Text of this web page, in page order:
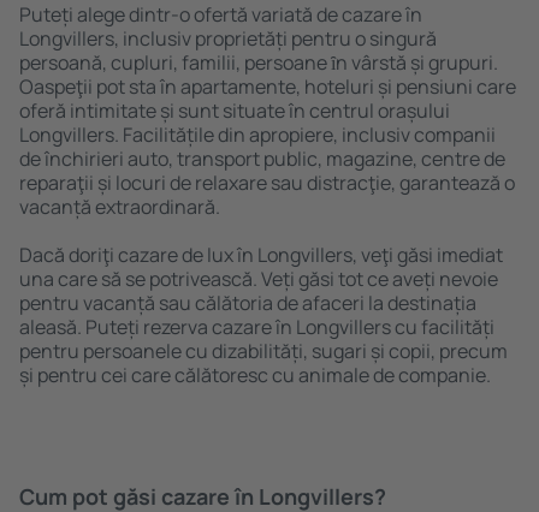
Puteți alege dintr-o ofertă variată de cazare în
Longvillers, inclusiv proprietăți pentru o singură
persoană, cupluri, familii, persoane ȋn vârstă și grupuri.
Oaspeţii pot sta în apartamente, hoteluri și pensiuni care
oferă intimitate și sunt situate în centrul orașului
Longvillers. Facilitățile din apropiere, inclusiv companii
de închirieri auto, transport public, magazine, centre de
reparaţii și locuri de relaxare sau distracţie, garantează o
vacanță extraordinară.
Dacă doriţi cazare de lux în Longvillers, veţi găsi imediat
una care să se potrivească. Veți găsi tot ce aveți nevoie
pentru vacanță sau călătoria de afaceri la destinația
aleasă. Puteți rezerva cazare în Longvillers cu facilități
pentru persoanele cu dizabilități, sugari și copii, precum
și pentru cei care călătoresc cu animale de companie.
Cum pot găsi cazare în Longvillers?